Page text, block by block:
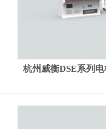
杭州威衡DSE系列